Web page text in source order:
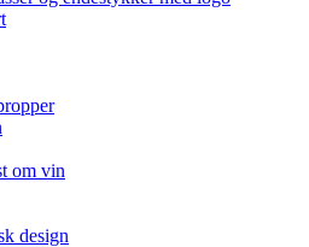
om vin
design